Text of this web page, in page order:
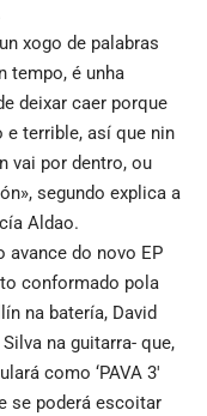
xogo de palabras
tempo, é unha
deixar caer porque
terrible, así que nin
vai por dentro, ou
segundo explica a
Aldao.
avance do novo EP
conformado pola
na batería, David
na guitarra- que,
como ‘PAVA 3′
se poderá escoitar